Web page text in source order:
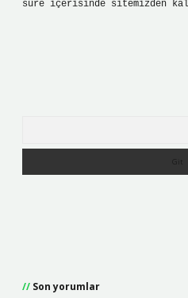
süre içerisinde sitemizden
Son yorumlar